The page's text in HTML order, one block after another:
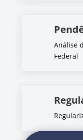
Análise
Federal